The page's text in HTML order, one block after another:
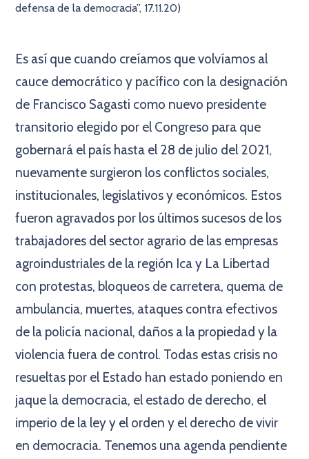
defensa de la democracia”, 17.11.20)
Es así que cuando creíamos que volvíamos al
cauce democrático y pacífico con la designación
de Francisco Sagasti como nuevo presidente
transitorio elegido por el Congreso para que
gobernará el país hasta el 28 de julio del 2021,
nuevamente surgieron los conflictos sociales,
institucionales, legislativos y económicos. Estos
fueron agravados por los últimos sucesos de los
trabajadores del sector agrario de las empresas
agroindustriales de la región Ica y La Libertad
con protestas, bloqueos de carretera, quema de
ambulancia, muertes, ataques contra efectivos
de la policía nacional, daños a la propiedad y la
violencia fuera de control. Todas estas crisis no
resueltas por el Estado han estado poniendo en
jaque la democracia, el estado de derecho, el
imperio de la ley y el orden y el derecho de vivir
en democracia. Tenemos una agenda pendiente